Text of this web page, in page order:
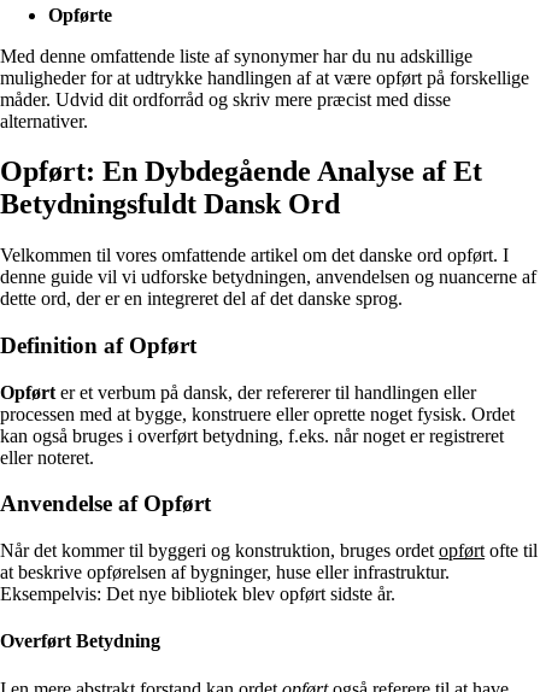
Opførte
Med denne omfattende liste af synonymer har du nu adskillige
muligheder for at udtrykke handlingen af at være opført på forskellige
måder. Udvid dit ordforråd og skriv mere præcist med disse
alternativer.
Opført: En Dybdegående Analyse af Et
Betydningsfuldt Dansk Ord
Velkommen til vores omfattende artikel om det danske ord opført. I
denne guide vil vi udforske betydningen, anvendelsen og nuancerne af
dette ord, der er en integreret del af det danske sprog.
Definition af Opført
Opført er et verbum på dansk, der refererer til handlingen eller
processen med at bygge, konstruere eller oprette noget fysisk. Ordet
kan også bruges i overført betydning, f.eks. når noget er registreret
eller noteret.
Anvendelse af Opført
Når det kommer til byggeri og konstruktion, bruges ordet opført ofte til
at beskrive opførelsen af bygninger, huse eller infrastruktur.
Eksempelvis: Det nye bibliotek blev opført sidste år.
Overført Betydning